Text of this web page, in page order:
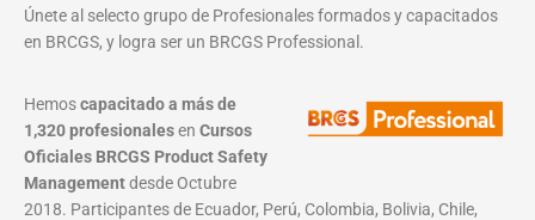
Únete al selecto grupo de Profesionales formados y capacitados
en BRCGS, y logra ser un BRCGS Professional.
Hemoscapacitado a más de
1,320 profesionalesen Cursos
Oficiales BRCGS Product Safety
Managementdesde Octubre
2018. Participantes de Ecuador, Perú, Colombia, Bolivia, Chile,